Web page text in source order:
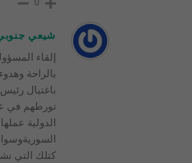
0
شيعي
إلقاء
بالراحة
باغتيال
تورطهم في
الدولية
كتلك التي